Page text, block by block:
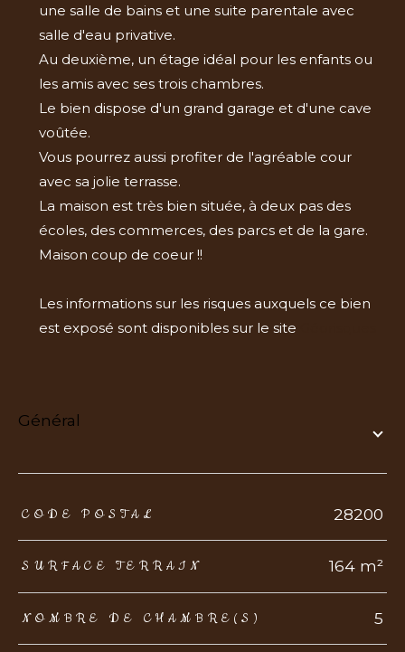
une salle de bains et une suite parentale avec
salle d'eau privative.
Au deuxième, un étage idéal pour les enfants ou
les amis avec ses trois chambres.
Le bien dispose d'un grand garage et d'une cave
voûtée.
Vous pourrez aussi profiter de l'agréable cour
avec sa jolie terrasse.
La maison est très bien située, à deux pas des
écoles, des commerces, des parcs et de la gare.
Maison coup de coeur !!
Les informations sur les risques auxquels ce bien
est exposé sont disponibles sur le site
général
TRAD_ZEPHYR_Caracteristique TRAD_ZEPHYR_Valeurs
CODE POSTAL 28200
SURFACE TERRAIN 164 m²
NOMBRE DE CHAMBRE(S) 5